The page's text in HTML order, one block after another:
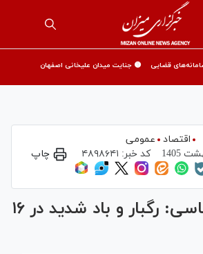
قضایی 🟡 جنایت میدان علیخانی اصفهان
اقتصاد
عمومی
کد خبر: ۴۸۹۸۶۴۱ چاپ
هشدار هواشناسی: رگبار و باد شدید در ۱۶